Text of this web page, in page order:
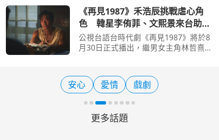
結婚11年育有一子一女，今年3月才爆
出婚變，方志友5月公開露面時還強調
從未協議離婚，未料今（10
《再見1987》禾浩辰挑戰虐心角
色 韓星李侑菲、文熙景來台助
陣
公視台語台時代劇《再見1987》將於8
月30日正式播出，繼男女主角林哲熹、
飾演的斯文青年張中銘。劇中他為守護
方志友飾演的素芬，展
安心 愛情 戲劇
更多話題